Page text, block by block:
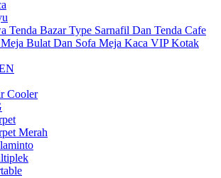
Tenda Bazar Type Sarnafil Dan Tenda Cafe
Bulat Dan Sofa Meja Kaca VIP Kotak
Cooler
Merah